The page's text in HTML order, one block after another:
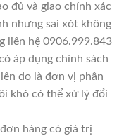
đủ và giao chính xác
nhưng sai xót không
liên hệ 0906.999.843
áp dụng chính sách
do là đơn vị phân
khó có thể xử lý đổi
hàng có giá trị